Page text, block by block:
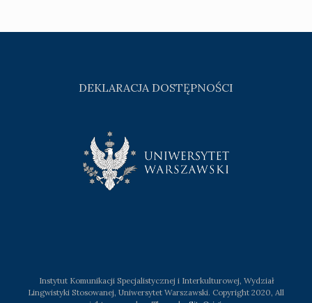
DEKLARACJA DOSTĘPNOŚCI
Instytut Komunikacji Specjalistycznej i Interkulturowej, Wydział
Lingwistyki Stosowanej, Uniwersytet Warszawski. Copyright 2020, All